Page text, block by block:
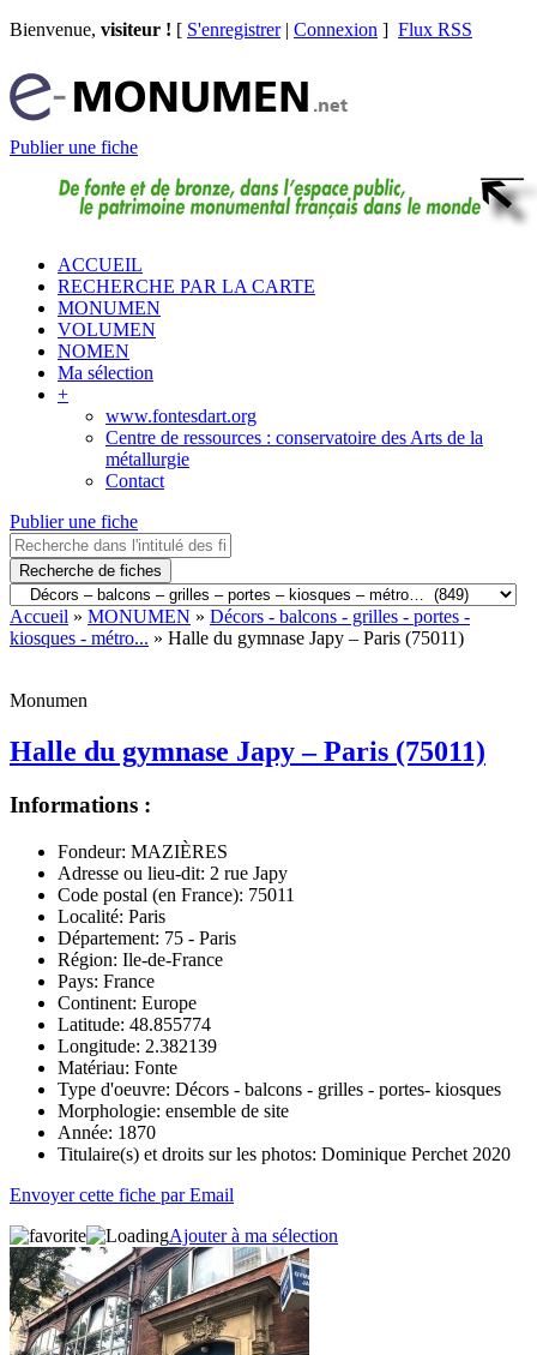
Bienvenue, visiteur ! [ S'enregistrer| Connexion ] Flux RSS
Publier une fiche
ACCUEIL
RECHERCHE PAR LA CARTE
MONUMEN
VOLUMEN
NOMEN
Ma sélection
+
www.fontesdart.org
Centre de ressources : conservatoire des Arts de la
métallurgie
Contact
Publier une fiche
Recherche de fiches
Accueil » MONUMEN » Décors - balcons - grilles - portes -
kiosques - métro... » Halle du gymnase Japy – Paris (75011)
Monumen
Halle du gymnase Japy – Paris (75011)
Informations :
Fondeur: MAZIÈRES
Adresse ou lieu-dit: 2 rue Japy
Code postal (en France): 75011
Localité: Paris
Département: 75 - Paris
Région: Ile-de-France
Pays: France
Continent: Europe
Latitude: 48.855774
Longitude: 2.382139
Matériau: Fonte
Type d'oeuvre: Décors - balcons - grilles - portes- kiosques
Morphologie: ensemble de site
Année: 1870
Titulaire(s) et droits sur les photos: Dominique Perchet 2020
Envoyer cette fiche par Email
Ajouter à ma sélection